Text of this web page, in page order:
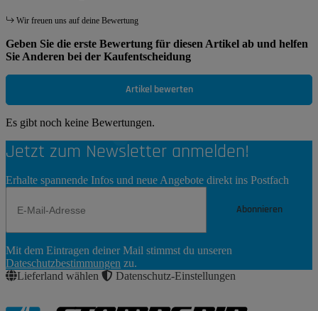
Wir freuen uns auf deine Bewertung
Geben Sie die erste Bewertung für diesen Artikel ab und helfen
Sie Anderen bei der Kaufentscheidung
Artikel bewerten
Es gibt noch keine Bewertungen.
Jetzt zum Newsletter anmelden!
Erhalte spannende Infos und neue Angebote direkt ins Postfach
Abonnieren
Abonnieren
Mit dem Eintragen deiner Mail stimmst du unseren
Dateschutzbestimmungen zu.
Lieferland wählen
Datenschutz-Einstellungen